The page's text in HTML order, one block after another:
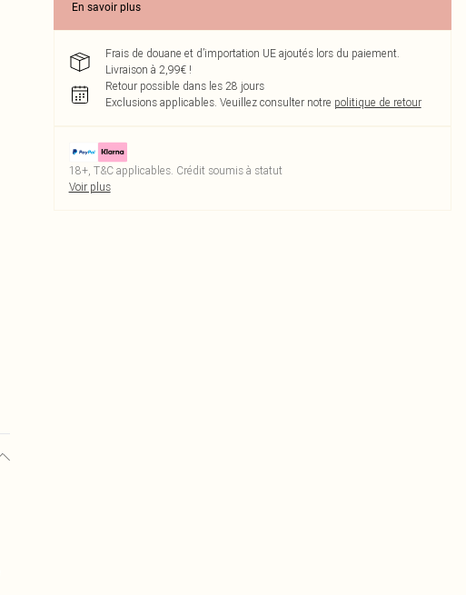
En savoir plus
Frais de douane et d’importation UE ajoutés lors du paiement.
Livraison à 2,99€ !
Retour possible dans les 28 jours
Exclusions applicables. Veuillez consulter notre politique de retour
18+, T&C applicables. Crédit soumis à statut
Voir plus